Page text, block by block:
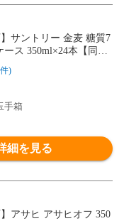
】サントリー 金麦 糖質7
ス 350ml×24本【同梱
)
手箱
細を見る
アサヒ アサヒオフ 350